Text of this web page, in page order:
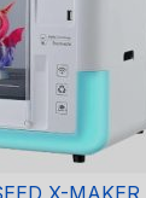
X-MAKER